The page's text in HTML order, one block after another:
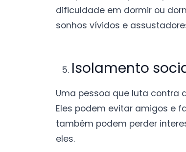
dificuldade em dormir ou
sonhos vívidos e
Isolamento
Uma pessoa que luta contra
Eles podem evitar amigos e
também podem perder
eles.